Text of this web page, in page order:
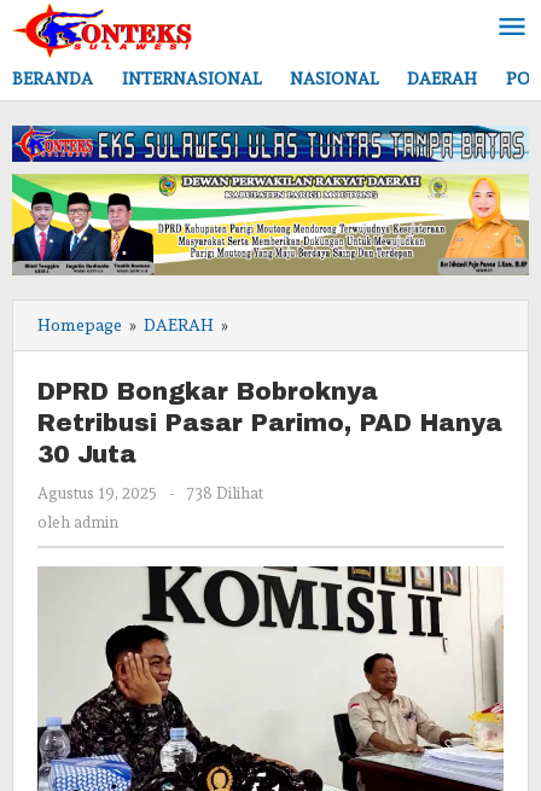
Lewati
ke
konten
BERANDA
INTERNASIONAL NASIONAL DAERAH
Homepage » DAERAH »
Bongkar
Retribusi
Pasar
Hanya
Juta
DPRD Bongkar Bobroknya
Retribusi Pasar Parimo, PAD Hanya
30 Juta
Agustus 19, 2025
oleh
-
738 Dilihat
oleh admin